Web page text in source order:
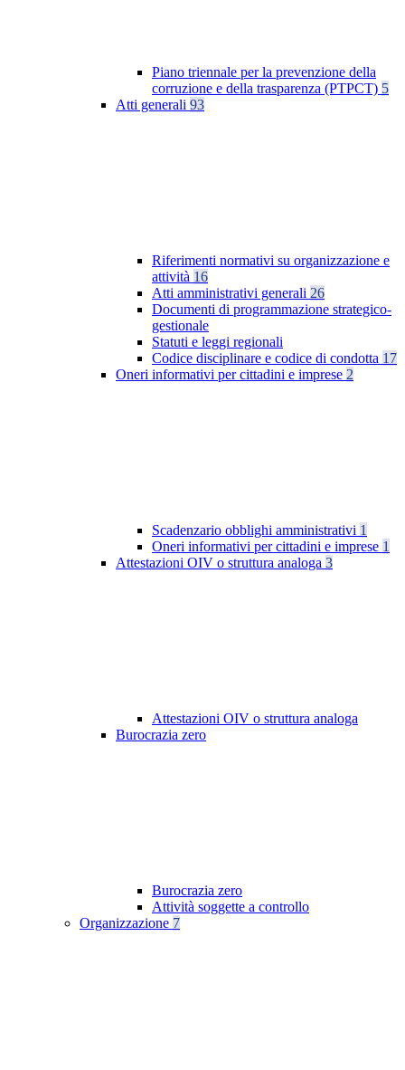
Piano triennale per la prevenzione della
corruzione e della trasparenza (PTPCT) 5
Atti generali 93
Riferimenti normativi su organizzazione e
attività 16
Atti amministrativi generali 26
Documenti di programmazione strategico-
gestionale
Statuti e leggi regionali
Codice disciplinare e codice di condotta 17
Oneri informativi per cittadini e imprese 2
Scadenzario obblighi amministrativi 1
Oneri informativi per cittadini e imprese 1
Attestazioni OIV o struttura analoga 3
Attestazioni OIV o struttura analoga
Burocrazia zero
Burocrazia zero
Attività soggette a controllo
Organizzazione 7